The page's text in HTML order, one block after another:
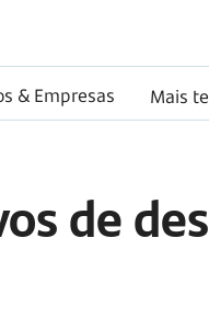
& Empresas Mais
de